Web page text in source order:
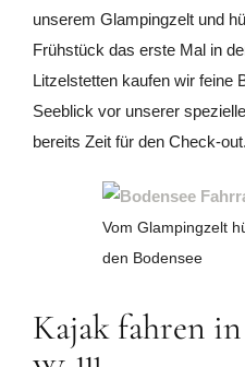
unserem Glampingzelt und
Frühstück das erste Mal in
Litzelstetten kaufen wir feine
Seeblick vor unserer
bereits Zeit für den Check-out.
Vom Glampingzelt
den Bodensee
Kajak fahren